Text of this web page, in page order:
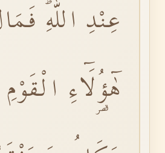
عِنْدِ اللّٰهِۜ
هٰٓؤُ۬لَٓاءِ